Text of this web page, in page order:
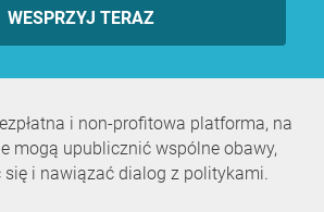
WESPRZYJ TERAZ
i non-profitowa platforma, na
mogą upublicznić wspólne obawy,
i nawiązać dialog z politykami.